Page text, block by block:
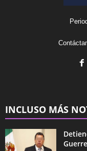
INCLUSO MÁS